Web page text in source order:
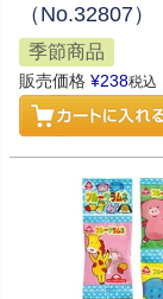
（No.32807）
季節商品
販売価格 ¥238税込